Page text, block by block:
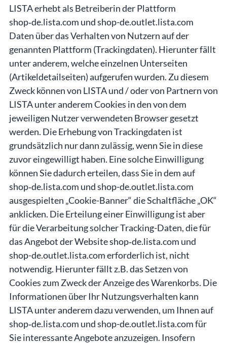
LISTA erhebt als Betreiberin der Plattform
shop‑de.lista.com und shop-de.outlet.lista.com
Daten über das Verhalten von Nutzern auf der
genannten Plattform (Trackingdaten). Hierunter fällt
unter anderem, welche einzelnen Unterseiten
(Artikeldetailseiten) aufgerufen wurden. Zu diesem
Zweck können von LISTA und / oder von Partnern von
LISTA unter anderem Cookies in den von dem
jeweiligen Nutzer verwendeten Browser gesetzt
werden. Die Erhebung von Trackingdaten ist
grundsätzlich nur dann zulässig, wenn Sie in diese
zuvor eingewilligt haben. Eine solche Einwilligung
können Sie dadurch erteilen, dass Sie in dem auf
shop‑de.lista.com und shop-de.outlet.lista.com
ausgespielten „Cookie-Banner“ die Schaltfläche „OK“
anklicken. Die Erteilung einer Einwilligung ist aber
für die Verarbeitung solcher Tracking-Daten, die für
das Angebot der Website shop‑de.lista.com und
shop-de.outlet.lista.com erforderlich ist, nicht
notwendig. Hierunter fällt z.B. das Setzen von
Cookies zum Zweck der Anzeige des Warenkorbs. Die
Informationen über Ihr Nutzungsverhalten kann
LISTA unter anderem dazu verwenden, um Ihnen auf
shop‑de.lista.com und shop-de.outlet.lista.com für
Sie interessante Angebote anzuzeigen. Insofern